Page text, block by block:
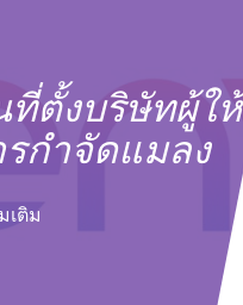
ที่ตั้งบริษัทผู้ให้
รกำจัดแมลง
เติม